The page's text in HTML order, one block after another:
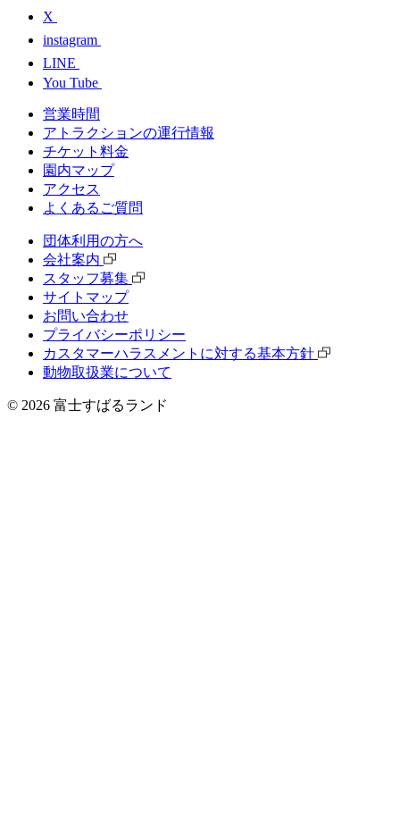
X
instagram
LINE
You Tube
営業時間
アトラクションの運行情報
チケット料⾦
園内マップ
アクセス
よくあるご質問
団体利⽤の⽅へ
会社案内
スタッフ募集
サイトマップ
お問い合わせ
プライバシーポリシー
カスタマーハラスメントに対する基本方針
動物取扱業について
© 2026 富士すばるランド